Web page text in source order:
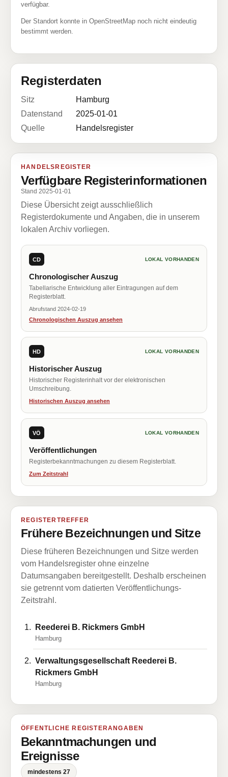
verfügbar.
Der Standort konnte in OpenStreetMap noch nicht eindeutig
bestimmt werden.
Registerdaten
Sitz
Hamburg
Datenstand
2025-01-01
Quelle
Handelsregister
HANDELSREGISTER
Verfügbare Registerinformationen
Stand 2025-01-01
Diese Übersicht zeigt ausschließlich
Registerdokumente und Angaben, die in unserem
lokalen Archiv vorliegen.
CD LOKAL VORHANDEN
Chronologischer Auszug
Tabellarische Entwicklung aller Eintragungen auf dem
Registerblatt.
Abrufstand 2024-02-19
Chronologischen Auszug ansehen
HD LOKAL VORHANDEN
Historischer Auszug
Historischer Registerinhalt vor der elektronischen
Umschreibung.
Historischen Auszug ansehen
VÖ LOKAL VORHANDEN
Veröffentlichungen
Registerbekanntmachungen zu diesem Registerblatt.
Zum Zeitstrahl
REGISTERTREFFER
Frühere Bezeichnungen und Sitze
Diese früheren Bezeichnungen und Sitze werden
vom Handelsregister ohne einzelne
Datumsangaben bereitgestellt. Deshalb erscheinen
sie getrennt vom datierten Veröffentlichungs-
Zeitstrahl.
Reederei B. Rickmers GmbH
Hamburg
Verwaltungsgesellschaft Reederei B.
Rickmers GmbH
Hamburg
ÖFFENTLICHE REGISTERANGABEN
Bekanntmachungen und
Ereignisse
mindestens 27